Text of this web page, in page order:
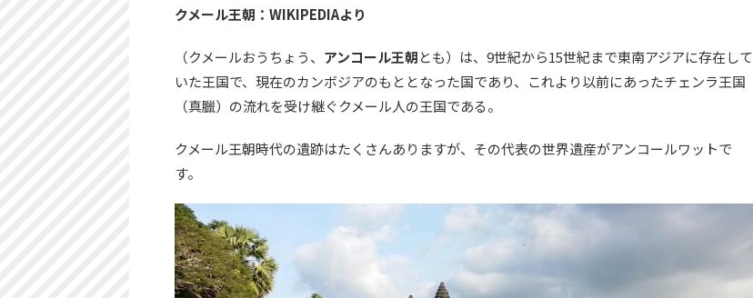
クメール王朝：WIKIPEDIAより
（クメールおうちょう、 アンコール王朝とも）は、9世紀から15世紀まで東南アジアに存在して
いた王国で、現在のカンボジアのもととなった国であり、これより以前にあったチェンラ王国
（真臘）の流れを受け継ぐクメール人の王国である。
クメール王朝時代の遺跡はたくさんありますが、その代表の世界遺産がアンコールワットで
す。